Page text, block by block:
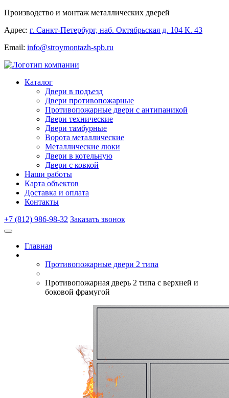
Производство и монтаж металлических дверей
Адрес: г. Санкт-Петербург, наб. Октябрьская д. 104 К. 43
Email: info@stroymontazh-spb.ru
Каталог
Двери в подъезд
Двери противопожарные
Противопожарные двери с антипаникой
Двери технические
Двери тамбурные
Ворота металлические
Металлические люки
Двери в котельную
Двери с ковкой
Наши работы
Карта объектов
Доставка и оплата
Контакты
+7 (812) 986-98-32 Заказать звонок
Главная
Противопожарные двери 2 типа
Противопожарная дверь 2 типа с верхней и
боковой фрамугой